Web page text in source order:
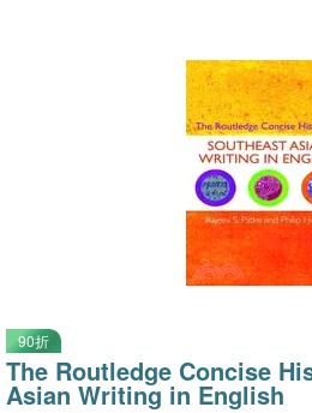
90折
The Routledge Concise
Asian Writing in English